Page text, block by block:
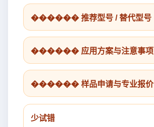
������ 推荐型号 / 替代型号
������ 应用方案与注意事项
������ 样品申请与专业报价
少试错